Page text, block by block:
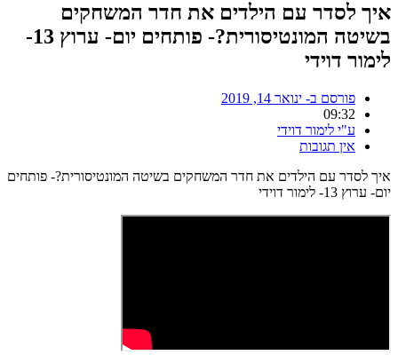
איך לסדר עם הילדים את חדר המשחקים
בשיטה המונטיסורית?- פותחים יום- ערוץ 13-
לימור דוידי
פורסם ב- ינואר 14, 2019
09:32
ע"י לימור דוידי
אין תגובות
איך לסדר עם הילדים את חדר המשחקים בשיטה המונטיסורית?- פותחים
יום- ערוץ 13- לימור דוידי